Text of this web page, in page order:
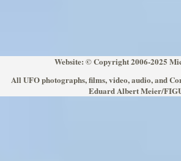
Website: © Copyright 2006-2025
All UFO photographs, films, video, audio, and
Eduard Albert Meier/